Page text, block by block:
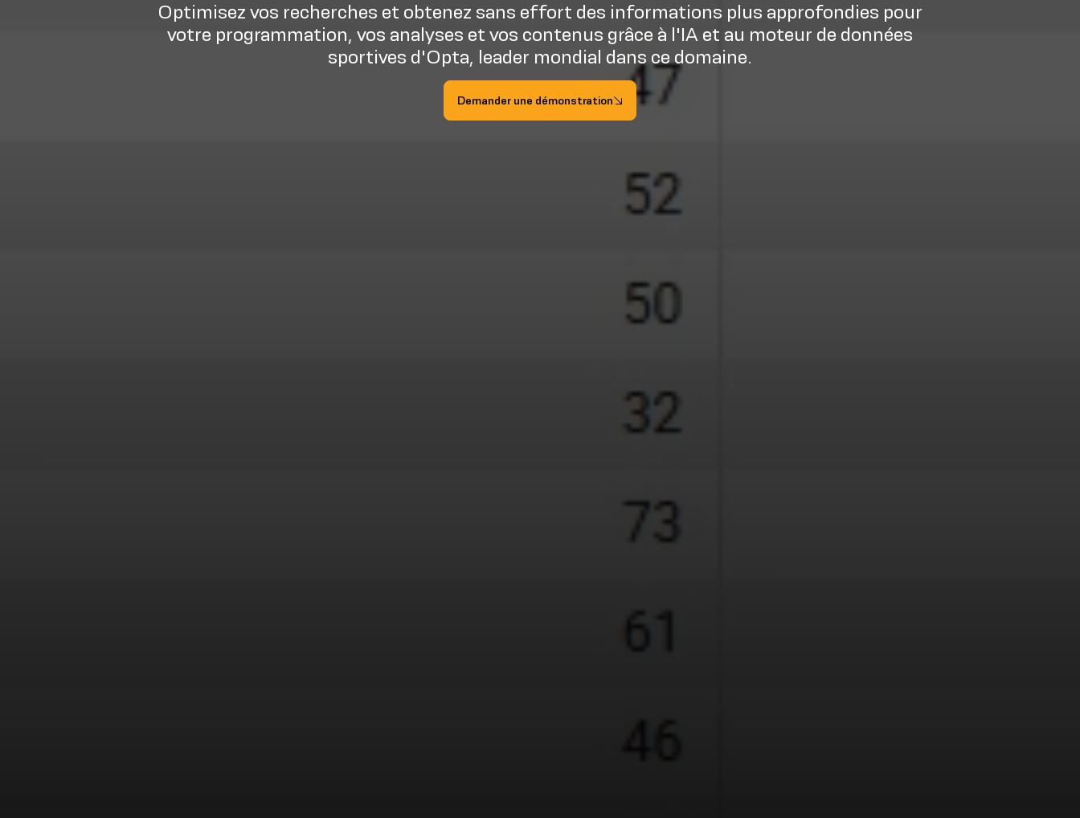
Optimisez vos recherches et obtenez sans effort des informations plus approfondies pour
votre programmation, vos analyses et vos contenus grâce à l'IA et au moteur de données
sportives d'Opta, leader mondial dans ce domaine.
Demander une démonstration